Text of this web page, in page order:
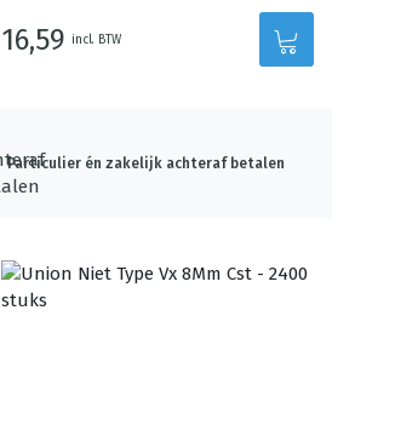
16,59 incl. BTW
Particulier én zakelijk achteraf betalen